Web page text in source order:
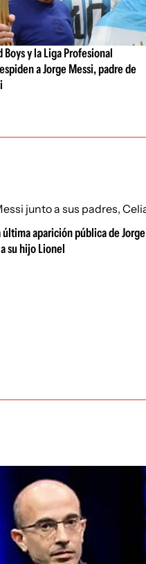
Boys y la Liga Profesional
a Jorge Messi, padre de
aparición pública de Jorge
su hijo Lionel